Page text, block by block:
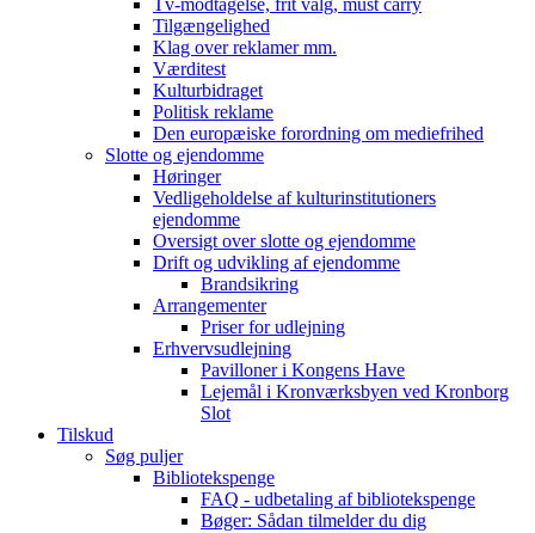
Tv-modtagelse, frit valg, must carry
Tilgængelighed
Klag over reklamer mm.
Værditest
Kulturbidraget
Politisk reklame
Den europæiske forordning om mediefrihed
Slotte og ejendomme
Høringer
Vedligeholdelse af kulturinstitutioners
ejendomme
Oversigt over slotte og ejendomme
Drift og udvikling af ejendomme
Brandsikring
Arrangementer
Priser for udlejning
Erhvervsudlejning
Pavilloner i Kongens Have
Lejemål i Kronværksbyen ved Kronborg
Slot
Tilskud
Søg puljer
Bibliotekspenge
FAQ - udbetaling af bibliotekspenge
Bøger: Sådan tilmelder du dig